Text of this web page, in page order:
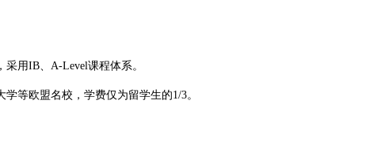
用IB、A-Level课程体系。
等欧盟名校，学费仅为留学生的1/3。